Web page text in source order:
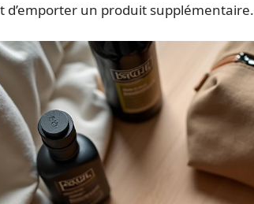
d’emporter un produit supplémentaire.